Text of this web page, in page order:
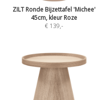
ZILT Ronde Bijzettafel 'Michee'
45cm, kleur Roze
€ 139,-